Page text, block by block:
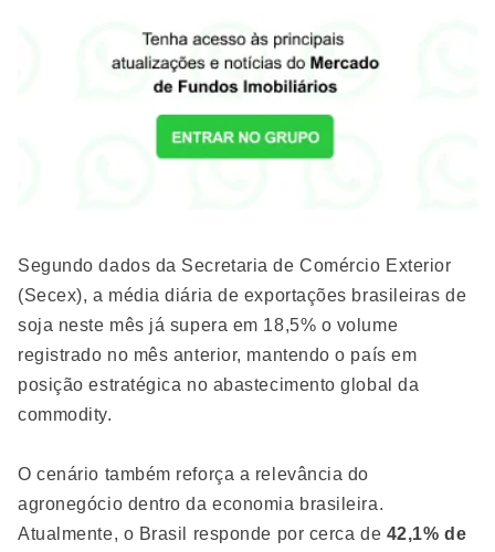
Segundo dados da Secretaria de Comércio Exterior
(Secex), a média diária de exportações brasileiras de
soja neste mês já supera em 18,5% o volume
registrado no mês anterior, mantendo o país em
posição estratégica no abastecimento global da
commodity.
O cenário também reforça a relevância do
agronegócio dentro da economia brasileira.
Atualmente, o Brasil responde por cerca de 42,1% de